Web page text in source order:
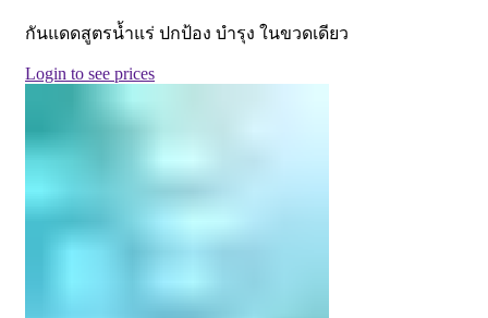
กันแดดสูตรน้ำแร่ ปกป้อง บำรุง ในขวดเดียว
Login to see prices